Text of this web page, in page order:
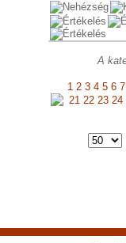
A
1 2 3 4 5 6 7
21 22 23 24